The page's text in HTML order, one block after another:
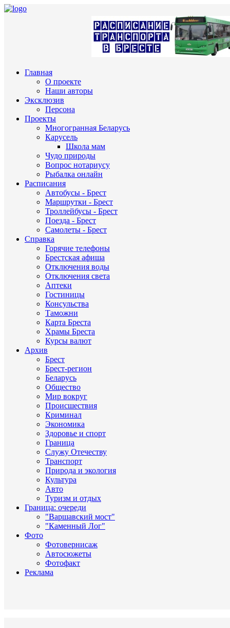
Главная
О проекте
Наши авторы
Эксклюзив
Персона
Проекты
Многогранная Беларусь
Карусель
Школа мам
Чудо природы
Вопрос нотариусу
Рыбалка онлайн
Расписания
Автобусы - Брест
Маршрутки - Брест
Троллейбусы - Брест
Поезда - Брест
Самолеты - Брест
Справка
Горячие телефоны
Брестская афиша
Отключения воды
Отключения света
Аптеки
Гостиницы
Консульства
Таможни
Карта Бреста
Храмы Бреста
Курсы валют
Архив
Брест
Брест-регион
Беларусь
Общество
Мир вокруг
Происшествия
Криминал
Экономика
Здоровье и спорт
Граница
Служу Отечеству
Транспорт
Природа и экология
Культура
Авто
Туризм и отдых
Граница: очереди
"Варшавский мост"
"Каменный Лог"
Фото
Фотовернисаж
Автосюжеты
Фотофакт
Реклама